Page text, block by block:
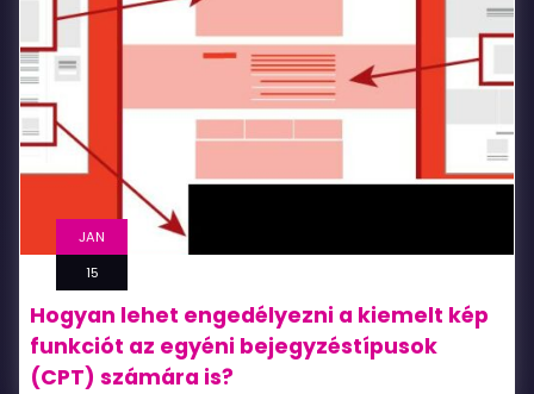
JAN
15
Hogyan lehet engedélyezni a kiemelt kép
funkciót az egyéni bejegyzéstípusok
(CPT) számára is?